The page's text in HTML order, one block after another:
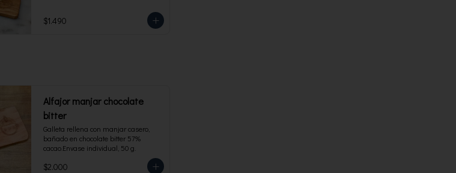
$1.490
Alfajor manjar chocolate
bitter
Galleta rellena con manjar casero,
bañado en chocolate bitter 57%
cacao.Envase individual, 50 g.
$2.000